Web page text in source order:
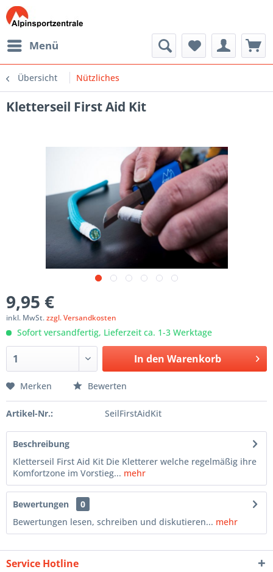
Menü
Übersicht Nützliches
Kletterseil First Aid Kit
9,95 €
inkl. MwSt.zzgl. Versandkosten
Sofort versandfertig, Lieferzeit ca. 1-3 Werktage
In den Warenkorb
Merken Bewerten
Artikel-Nr.: SeilFirstAidKit
Beschreibung
Kletterseil First Aid Kit Die Kletterer welche regelmäßig ihre
Komfortzone im Vorstieg... mehr
Bewertungen
0
Bewertungen lesen, schreiben und diskutieren... mehr
Service Hotline